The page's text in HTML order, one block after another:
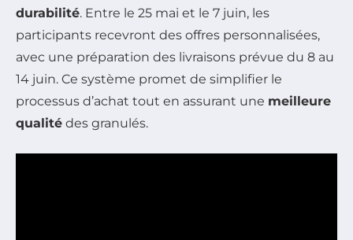
durabilité. Entre le 25 mai et le 7 juin, les
participants recevront des offres personnalisées,
avec une préparation des livraisons prévue du 8 au
14 juin. Ce système promet de simplifier le
processus d’achat tout en assurant une meilleure
qualité des granulés.